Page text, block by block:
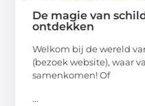
De magie van
ontdekken
Welkom bij de wereld
(bezoek website), waar
samenkomen! Of
...